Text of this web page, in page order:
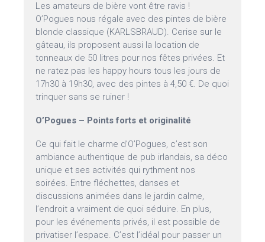
Les amateurs de bière vont être ravis !
O’Pogues nous régale avec des pintes de bière
blonde classique (KARLSBRAUD). Cerise sur le
gâteau, ils proposent aussi la location de
tonneaux de 50 litres pour nos fêtes privées. Et
ne ratez pas les happy hours tous les jours de
17h30 à 19h30, avec des pintes à 4,50 €. De quoi
trinquer sans se ruiner !
O’Pogues – Points forts et originalité
Ce qui fait le charme d’O’Pogues, c’est son
ambiance authentique de pub irlandais, sa déco
unique et ses activités qui rythment nos
soirées. Entre fléchettes, danses et
discussions animées dans le jardin calme,
l’endroit a vraiment de quoi séduire. En plus,
pour les événements privés, il est possible de
privatiser l’espace. C’est l’idéal pour passer un